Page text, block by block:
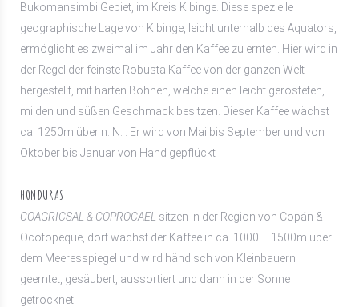
Bukomansimbi Gebiet, im Kreis Kibinge. Diese spezielle
geographische Lage von Kibinge, leicht unterhalb des Äquators,
ermöglicht es zweimal im Jahr den Kaffee zu ernten. Hier wird in
der Regel der feinste Robusta Kaffee von der ganzen Welt
hergestellt, mit harten Bohnen, welche einen leicht gerösteten,
milden und süßen Geschmack besitzen. Dieser Kaffee wächst
ca. 1250m über n. N. . Er wird von Mai bis September und von
Oktober bis Januar von Hand gepflückt
HONDURAS
COAGRICSAL & COPROCAEL sitzen in der Region von Copán &
Ocotopeque, dort wächst der Kaffee in ca. 1000 – 1500m über
dem Meeresspiegel und wird händisch von Kleinbauern
geerntet, gesäubert, aussortiert und dann in der Sonne
getrocknet